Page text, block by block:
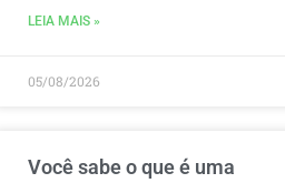
LEIA MAIS »
05/08/2026
Você sabe o que é uma